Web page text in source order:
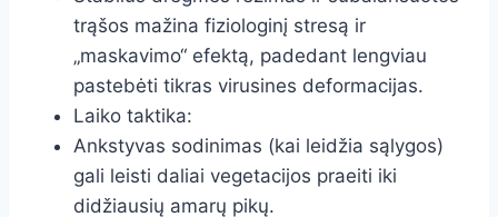
trąšos mažina fiziologinį stresą ir
„maskavimo“ efektą, padedant lengviau
pastebėti tikras virusines deformacijas.
Laiko taktika:
Ankstyvas sodinimas (kai leidžia sąlygos)
gali leisti daliai vegetacijos praeiti iki
didžiausių amarų pikų.